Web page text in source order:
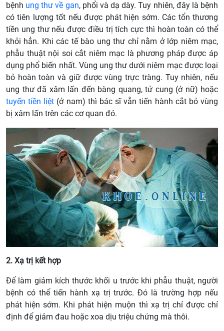
bệnh ung thư về gan, phổi và dạ dày. Tuy nhiên, đây là bệnh
có tiên lượng tốt nếu được phát hiện sớm. Các tổn thương
tiền ung thư nếu được điều trị tích cực thì hoàn toàn có thể
khỏi hẳn. Khi các tế bào ung thư chỉ nằm ở lớp niêm mạc,
phẫu thuật nội soi cắt niêm mạc là phương pháp được áp
dụng phổ biến nhất. Vùng ung thư dưới niêm mạc được loại
bỏ hoàn toàn và giữ được vùng trực tràng. Tuy nhiên, nếu
ung thư đã xâm lấn đến bàng quang, tử cung (ở nữ) hoặc
tuyến tiền liệt (ở nam) thì bác sĩ vẫn tiến hành cắt bỏ vùng
bị xâm lấn trên các cơ quan đó.
2. Xạ trị kết hợp
Để làm giảm kích thước khối u trước khi phẫu thuật, người
bệnh có thể tiến hành xạ trị trước. Đó là trường hợp nếu
phát hiện sớm. Khi phát hiện muộn thì xạ trị chỉ được chỉ
định để giảm đau hoặc xoa dịu triệu chứng mà thôi.